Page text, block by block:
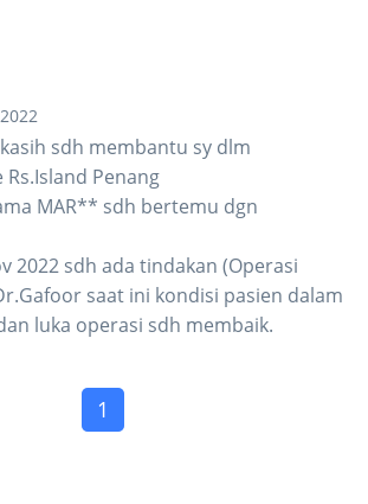
sdh membantu sy dlm
Penang
MAR** sdh bertemu dgn
2022 sdh ada tindakan (Operasi
saat ini kondisi pasien dalam
luka operasi sdh membaik.
1